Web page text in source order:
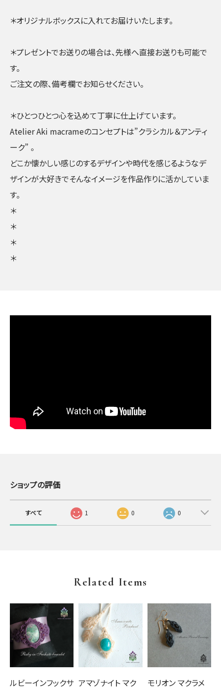
＊オリジナルボックスに入れてお届けいたします。
＊プレゼントでお送りの場合は、先様へ直接お送りも可能で
す。
ご注文の際、備考欄でお知らせください。
＊ひとつひとつ心を込めて丁寧に仕上げています。
Atelier Aki macrameのコンセプトは”クラシカル＆アンティ
ーク” 。
どこか懐かしい感じのするデザインや時代を感じるようなデ
ザインが大好きでそんなイメージを作品作りに活かしていま
す。
＊
＊
＊
＊
ショップの評価
すべて 1 0 0
Related Items
ルビーインフックサ アマゾナイト マク
モリオン マクラメ